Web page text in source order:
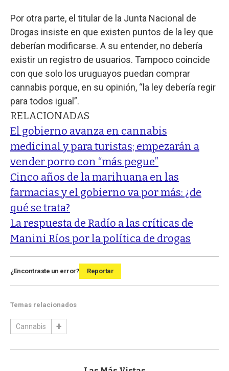
Por otra parte, el titular de la Junta Nacional de
Drogas insiste en que existen puntos de la ley que
deberían modificarse. A su entender, no debería
existir un registro de usuarios. Tampoco coincide
con que solo los uruguayos puedan comprar
cannabis porque, en su opinión, “la ley debería regir
para todos igual”.
RELACIONADAS
El gobierno avanza en cannabis
medicinal y para turistas; empezarán a
vender porro con “más pegue”
Cinco años de la marihuana en las
farmacias y el gobierno va por más: ¿de
qué se trata?
La respuesta de Radío a las críticas de
Manini Ríos por la política de drogas
¿Encontraste un error? Reportar
Temas relacionados
Cannabis